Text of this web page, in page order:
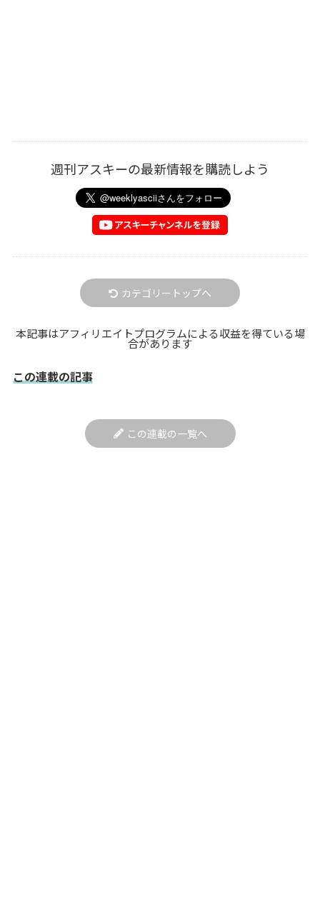
週刊アスキーの最新情報を購読しよう
カテゴリートップへ
本記事はアフィリエイトプログラムによる収益を得ている場
合があります
この連載の記事
この連載の一覧へ